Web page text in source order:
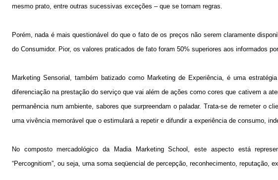
mesmo prato, entre outras sucessivas exceções – que se tornam regras.
Porém, nada é mais questionável do que o fato de os preços não serem claramente
do Consumidor. Pior, os valores praticados de fato foram 50% superiores aos informados
Marketing Sensorial, também batizado como Marketing de Experiência, é uma
diferenciação na prestação do serviço que vai além de ações como cores que cativem a
permanência num ambiente, sabores que surpreendam o paladar. Trata-se de remeter o
uma vivência memorável que o estimulará a repetir e difundir a experiência de consumo,
No composto mercadológico da Madia Marketing School, este aspecto está
“Percognitiom”, ou seja, uma soma seqüencial de percepção, reconhecimento, reputação,